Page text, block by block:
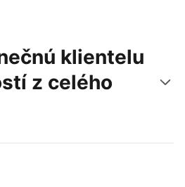
klientelu
z celého